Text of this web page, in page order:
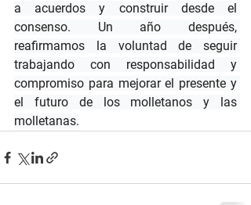
a acuerdos y construir desde el
consenso. Un año después,
reafirmamos la voluntad de seguir
trabajando con responsabilidad y
compromiso para mejorar el presente y
el futuro de los molletanos y las
molletanas.